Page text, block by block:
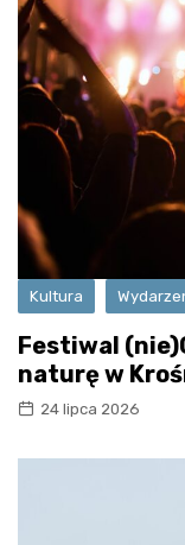
Kultura
Festiwal
naturę w
24 lipca 2026